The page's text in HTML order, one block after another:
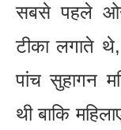
सबसे पहले
टीका लगाते
पांच सुहागन
थी बाकि